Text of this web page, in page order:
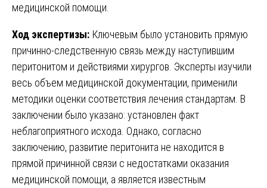
медицинской помощи.
Ход экспертизы: Ключевым было установить прямую
причинно-следственную связь между наступившим
перитонитом и действиями хирургов. Эксперты изучили
весь объем медицинской документации, применили
методики оценки соответствия лечения стандартам. В
заключении было указано: установлен факт
неблагоприятного исхода. Однако, согласно
заключению, развитие перитонита не находится в
прямой причинной связи с недостатками оказания
медицинской помощи, а является известным